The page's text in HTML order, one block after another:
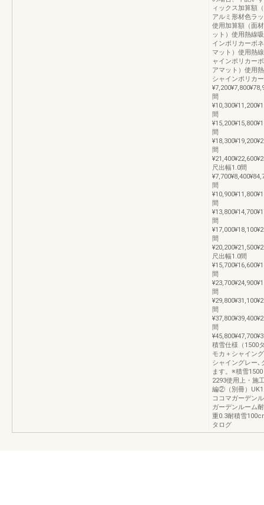
ィックス加算額
アルミ形材色ラ
使用加算額（面
ット）使用熱線
インポリカーボ
マット）使用熱
ャインポリカー
アマット）使用
シャインポリカ
間
間
間
間
尺出幅1.0間
間
間
間
間
尺出幅1.0間
間
間
間
間
積雪仕様（1500
モカ＋シャイン
シャイングレー､
ます。※積雪
2293使用上・施
編②（別冊）
ココマガーデン
ガーデンルーム
重0.3耐積雪
タログ